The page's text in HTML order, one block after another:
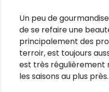
Un peu de
de se refaire une
principalement des
terroir, est toujours
est très régulièrement
les saisons au plus près.